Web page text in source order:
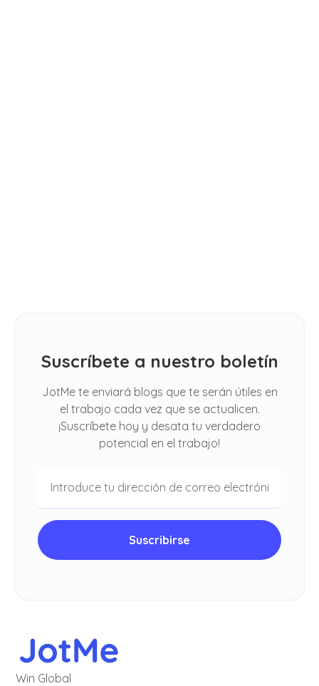
Suscríbete a nuestro boletín
JotMe te enviará blogs que te serán útiles en
el trabajo cada vez que se actualicen.
¡Suscríbete hoy y desata tu verdadero
potencial en el trabajo!
Win Global